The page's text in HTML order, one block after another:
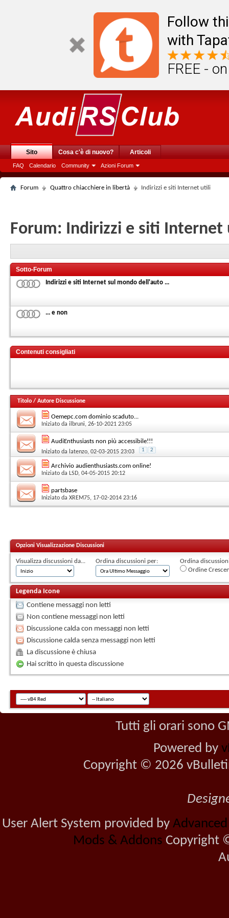
Follow
with
FREE -
Sito
FAQ Calendario Community Azioni Forum
Cosa c'è di nuovo? Articoli
Forum Quattro chiacchiere in libertà Indirizzi e siti Internet utili
Forum: Indirizzi e siti Internet
Sotto-Forum
Indirizzi e siti Internet sul mondo dell'auto ...
... e non
Contenuti consigliati
Titolo / Autore Discussione
Oemepc.com dominio scaduto...
Iniziato da ilbruni, 26-10-2021 23:05
AudiEnthusiasts non più accessibile!!!
Iniziato da latenzo, 02-03-2015 23:03 1 2
Archivio audienthusiasts.com online!
Iniziato da LSD, 04-05-2015 20:12
partsbase
Iniziato da XREM75, 17-02-2014 23:16
Opzioni Visualizzazione Discussioni
Visualizza discussioni da... Ordina discussioni per:
Ordina
Ordine
Legenda Icone
Contiene messaggi non letti
Non contiene messaggi non letti
Discussione calda con messaggi non letti
Discussione calda senza messaggi non letti
La discussione è chiusa
Hai scritto in questa discussione
Tutti gli orari sono
Powered by
Copyright © 2026
User Alert System provided by
Mods & Addons Copyright